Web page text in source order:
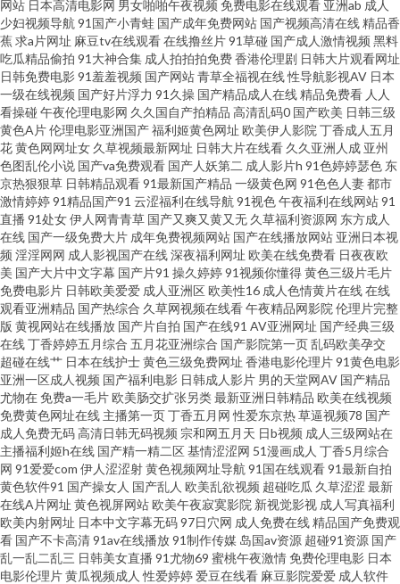
伪娘在线 国产操性 超碰影视福利 91视频com 亚洲伊人大香蕉 在线看污网站
视频 微拍福利五区 日本色情免费影院 狼友社91 久草国产中文 黄色电影小视
频 国产1页 av影院首页 91微拍网 午夜影院006 日日夜夜激情色区 人妻超碰在
线 久草成人看片 色香焦伊人久久 3级片av片网 亚洲福利影院 日韩欧美撸啊撸
欧美黄色com 老湿免费国产 国产精品在线网址 www在线日本 91豆花视频 五
月天婷婷色情图 午夜剧场福利 深夜福利入口 青青色色在线国产 久久香蕉网
国产精品色哟哟 不卡综合21 91巨炮 亚洲黄色免费电影 日韩破解无码片 深夜
视频福利无码 日韩第1页 日本αV视频 日本黄色永久视频 欧美人妖视频 精品
日韩 国产久久区 操碰视频91 91社区最新网址 97福利 91福利视频网址 A片欧
美传媒 欧美ssswww 亚洲第一导航污 99热肏屄0 久久只有这里有 在线午夜福
利 国产福利一区二区 51午夜福利在线 免费黄色影视 91素人约啪系列 极品美
女被爆操 日韩成人久久网址 欧美三级免费电影 久久爱99 精品99在线视频 蜜
桃视频免费观看 91精液国产视频 国产精品自拍一区 天美tv入口 大香蕉伊人
网站 日本高清电影网 男女啪啪午夜视频 免费电影在线观看 亚洲ab 成人
少妇视频导航 91国产小青蛙 国产成年免费网站 国产视频高清在线精品香
蕉求a片网址 麻豆tv在线观看在线撸丝片91草碰 国产成人激情视频 黑料
吃瓜精品偷拍 91大神合集 成人拍拍拍免费香港伦理剧 日韩大片观看网址
日韩免费电影91羞羞视频 国产网站青草全福视在线性导航影视AV 日本
一级在线视频 国产好片浮力 91久操 国产精品成人在线精品免费看 人人
看操碰 午夜伦理电影网 久久国自产拍精品 高清乱码0 国产欧美 日韩三级
黄色A片伦理电影亚洲国产福利姬黄色网址 欧美伊人影院 丁香成人五月
花黄色网网址女 久草视频最新网址 日韩大片在线看 久久亚洲人成 亚州
色图乱伦小说 国产va免费观看 国产人妖第二 成人影片h 91色婷婷瑟色 东
京热狠狠草 日韩精品观看91最新国产精品 一级黄色网 91色色人妻都市
激情婷婷91精品国产91 云涩福利在线导航 91视色午夜福利在线网站91
直播 91处女伊人网青青草 国产又爽又黄又无 久草福利资源网 东方成人
在线 国产一级免费大片 成年免费视频网站 国产在线播放网站 亚洲日本视
频 淫淫网网 成人影视国产在线深夜福利网址 欧美在线免费看 日夜夜欧
美 国产大片中文字幕 国产片91 操久婷婷91视频你懂得黄色三级片毛片
免费电影片 日韩欧美爱爱 成人亚洲区欧美性16 成人色情黄片在线在线
观看亚洲精品 国产热综合 久草网视频在线看午夜精品网影院 伦理片完整
版 黄视网站在线播放 国产片自拍 国产在线91 AV亚洲网址 国产经典三级
在线丁香婷婷五月综合 五月花亚洲综合 国产影院第一页乱码欧美孕交
超碰在线艹 日本在线护士黄色三级免费网址 香港电影伦理片91黄色电影
亚洲一区成人视频 国产福利电影 日韩成人影片 男的天堂网AV 国产精品
尤物在免费a一毛片欧美肠交扩张另类最新亚洲日韩精品 欧美在线视频
免费黄色网址在线 主播第一页丁香五月网 性爱东京热草逼视频78 国产
成人免费无码高清日韩无码视频 宗和网五月天 日b视频 成人三级网站在
主播福利姬h在线 国产精一精二区基情涩涩网 51漫画成人 丁香5月综合
网 91爱爱com 伊人涩涩射黄色视频网址导航 91国在线观看91最新自拍
黄色软件91 国产操女人 国产乱人 欧美乱欲视频 超碰吃瓜 久草涩涩 最新
在线A片网址 黄色视屏网站欧美午夜寂寞影院 新视觉影视 成人写真福利
欧美内射网址 日本中文字幕无码97日穴网 成人免费在线精品国产免费观
看 国产不卡高清91av在线播放91制作传媒 岛国av资源 超碰91资源 国产
乱一乱二乱三 日韩美女直播 91尤物69 蜜桃午夜激情免费伦理电影 日本
电影伦理片黄瓜视频成人 性爱婷婷 爱豆在线看 麻豆影院爱爱 成人软件